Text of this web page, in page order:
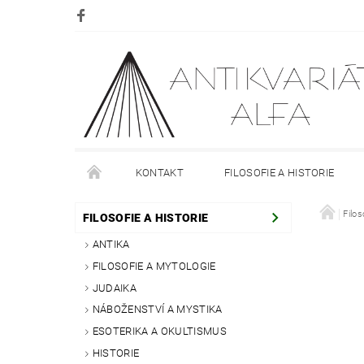
KONTAKT FILOSOFIE A HISTORIE
DOPRAVA PLATBA O NÁKUPU
FILOSOFIE A HISTORIE
ANTIKA
FILOSOFIE A MYTOLOGIE
JUDAIKA
NÁBOŽENSTVÍ A MYSTIKA
ESOTERIKA A OKULTISMUS
HISTORIE